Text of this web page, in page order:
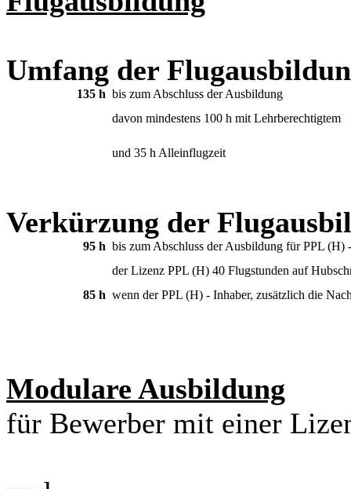
Umfang der
135 h bis zum Abschluss der Ausbildung
davon mindestens 100 h mit Lehrberechtigtem
und 35 h Alleinflugzeit
Verkürzung der
95 h bis zum Abschluss der Ausbildung für PPL (H)
der Lizenz PPL (H) 40 Flugstunden auf
85 h wenn der PPL (H) - Inhaber, zusätzlich die
Modulare Ausbildung
für Bewerber mit einer